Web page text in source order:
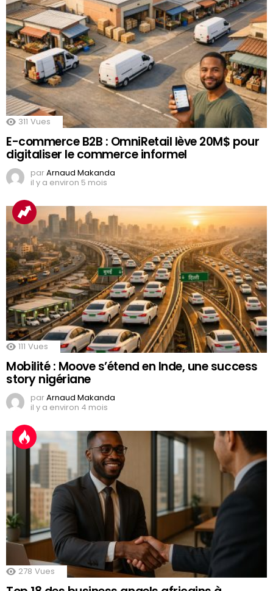
311 Vues
E-commerce B2B : OmniRetail lève 20M$ pour
digitaliser le commerce informel
parArnaud Makanda
il y a environ 5 mois
111 Vues
Mobilité : Moove s’étend en Inde, une success
story nigériane
parArnaud Makanda
il y a environ 4 mois
278 Vues